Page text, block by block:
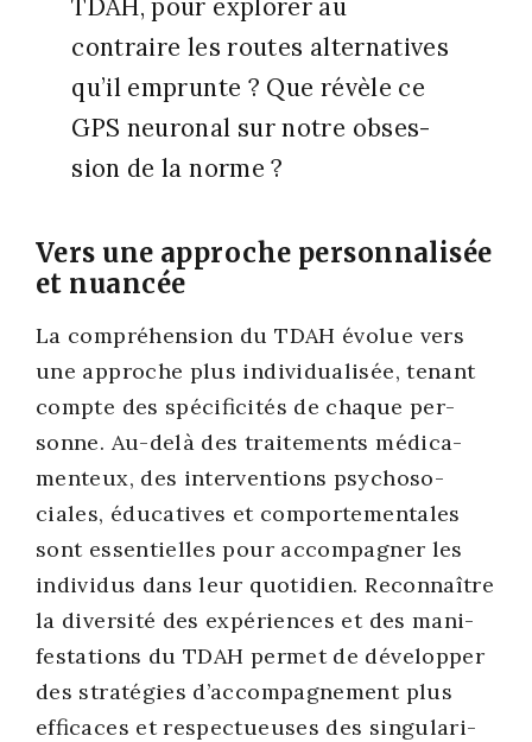
TDAH, pour explo­rer au
contraire les routes alter­na­tives
qu’il emprunte ? Que révèle ce
GPS neu­ro­nal sur notre obses­
sion de la norme ?
Vers une approche personnalisée
et nuancée
La com­pré­hen­sion du TDAH évo­lue vers
une approche plus indi­vi­dua­li­sée, tenant
compte des spé­ci­fi­ci­tés de chaque per­
sonne. Au-delà des trai­te­ments médi­ca­
men­teux, des inter­ven­tions psy­cho­so­
ciales, édu­ca­tives et com­por­te­men­tales
sont essen­tielles pour accom­pa­gner les
indi­vi­dus dans leur quo­ti­dien. Recon­naître
la diver­si­té des expé­riences et des mani­
fes­ta­tions du TDAH per­met de déve­lop­per
des stra­té­gies d’accompagnement plus
effi­caces et res­pec­tueuses des sin­gu­la­ri­